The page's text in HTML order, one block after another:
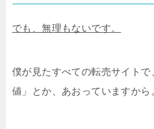
でも、無理もないです。
僕が見たすべての転売サイトで
値」とか、あおっていますから